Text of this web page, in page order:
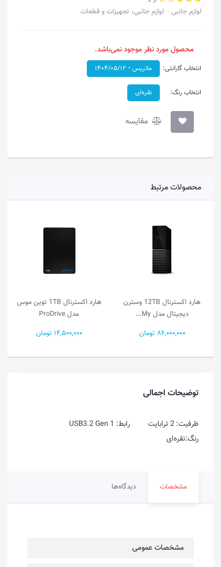
لوازم جانبی لوازم جانبی، تجهیزات و قطعات
محصول مورد نظر موجود نمی‌باشد.
انتخاب گارانتی: ماتریس • ۱۴۰۴/۰۵/۱۲
انتخاب رنگ: نقره‌ای
مقایسه
محصولات مرتبط
هارد اکسترنال 12TB وسترن
دیجیتال مدل My...
86,000,000 تومان
هارد اکسترنال 1TB توین موس
مدل ProDrive
14,500,000 تومان
توضیحات اجمالی
رنگ:نقره‌ای
مشخصات دیدگاه‌ها
مشخصات عمومی